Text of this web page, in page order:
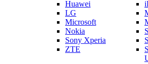
Huawei
LG
Microsoft
Nokia
Sony Xperia
ZTE